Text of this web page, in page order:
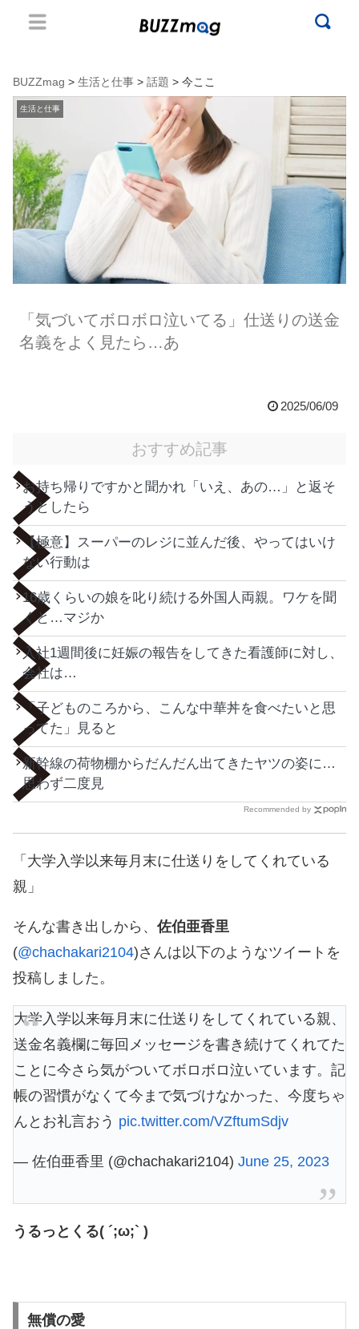
BUZZmag > 生活と仕事 > 話題 > 今ここ
生活と仕事
「気づいてボロボロ泣いてる」仕送りの送金
名義をよく見たら…あ
2025/06/09
おすすめ記事
お持ち帰りですかと聞かれ「いえ、あの…」と返そ
うとしたら
【極意】スーパーのレジに並んだ後、やってはいけ
ない行動は
16歳くらいの娘を叱り続ける外国人両親。ワケを聞
くと…マジか
入社1週間後に妊娠の報告をしてきた看護師に対し、
会社は…
「子どものころから、こんな中華丼を食べたいと思
ってた」見ると
新幹線の荷物棚からだんだん出てきたヤツの姿に…
思わず二度見
Recommended by
「大学入学以来毎月末に仕送りをしてくれている
親」
そんな書き出しから、 佐伯亜香里
(@chachakari2104)さんは以下のようなツイートを
投稿しました。
大学入学以来毎月末に仕送りをしてくれている親、
送金名義欄に毎回メッセージを書き続けてくれてた
ことに今さら気がついてボロボロ泣いています。記
帳の習慣がなくて今まで気づけなかった、今度ちゃ
んとお礼言おう pic.twitter.com/VZftumSdjv
— 佐伯亜香里 (@chachakari2104) June 25, 2023
うるっとくる( ´;ω;` )
無償の愛